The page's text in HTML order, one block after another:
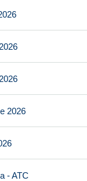
2026
- ATC